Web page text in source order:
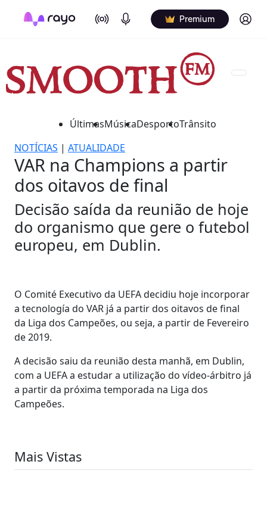
On Air Podcasts Premium Log in
ÚltimasMúsicaDesportoTrânsito
NOTÍCIAS | ATUALIDADE
VAR na Champions a partir
dos oitavos de final
Decisão saída da reunião de hoje
do organismo que gere o futebol
europeu, em Dublin.
O Comité Executivo da UEFA decidiu hoje incorporar
a tecnología do VAR já a partir dos oitavos de final
da Liga dos Campeões, ou seja, a partir de Fevereiro
de 2019.
A decisão saiu da reunião desta manhã, em Dublin,
com a UEFA a estudar a utilização do vídeo-árbitro já
a partir da próxima temporada na Liga dos
Campeões.
Mais Vistas